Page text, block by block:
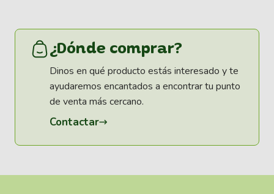
¿Dónde comprar?
Dinos en qué producto estás interesado y te
ayudaremos encantados a encontrar tu punto
de venta más cercano.
Contactar